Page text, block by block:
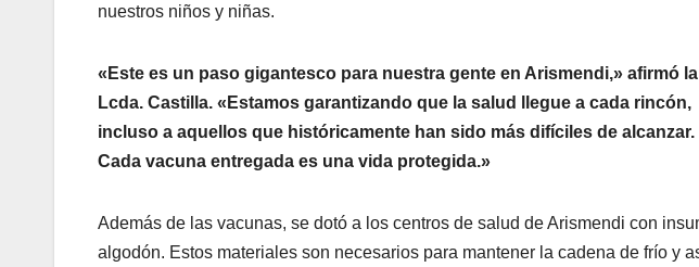
nuestros niños y niñas.
«Este es un paso gigantesco para nuestra gente en Arismendi,» afirmó la
Lcda. Castilla. «Estamos garantizando que la salud llegue a cada rincón,
incluso a aquellos que históricamente han sido más difíciles de alcanzar.
Cada vacuna entregada es una vida protegida.»
Además de las vacunas, se dotó a los centros de salud de Arismendi con
algodón. Estos materiales son necesarios para mantener la cadena de frío y